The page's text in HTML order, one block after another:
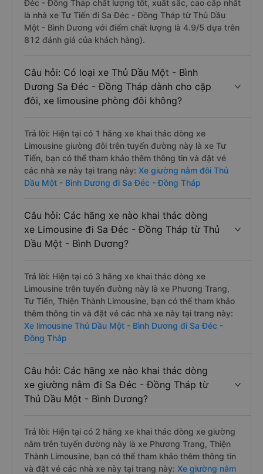
Đéc - Đồng Tháp chất lượng tốt, xuất sắc, cao cấp nhất
là nhà xe Tư Tiến đi Sa Đéc - Đồng Tháp từ Thủ Dầu
Một - Bình Dương với điểm chất lượng là 4.9/5 dựa trên
812 đánh giá của khách hàng).
Câu hỏi: Có loại xe Thủ Dầu Một - Bình
Dương Sa Đéc - Đồng Tháp dành cho cặp
đôi, xe limousine phòng đôi không?
Trả lời: Hiện tại có 1 hãng xe khai thác dòng xe
Limousine giường đôi trên tuyến đường này là xe Tư
Tiến, bạn có thể tham khảo thêm thông tin và đặt vé
các nhà xe này tại trang này: Xe giường nằm đôi Thủ
Dầu Một - Bình Dương đi Sa Đéc - Đồng Tháp
Câu hỏi: Các hãng xe nào khai thác dòng
xe Limousine đi Sa Đéc - Đồng Tháp từ Thủ
Dầu Một - Bình Dương?
Trả lời: Hiện tại có 3 hãng xe khai thác dòng xe
Limousine trên tuyến đường này là xe Phương Trang,
Tư Tiến, Thiện Thành Limousine, bạn có thể tham khảo
thêm thông tin và đặt vé các nhà xe này tại trang này:
Xe limousine Thủ Dầu Một - Bình Dương đi Sa Đéc -
Đồng Tháp
Câu hỏi: Các hãng xe nào khai thác dòng
xe giường nằm đi Sa Đéc - Đồng Tháp từ
Thủ Dầu Một - Bình Dương?
Trả lời: Hiện tại có 2 hãng xe khai thác dòng xe giường
nằm trên tuyến đường này là xe Phương Trang, Thiện
Thành Limousine, bạn có thể tham khảo thêm thông tin
và đặt vé các nhà xe này tại trang này: Xe giường nằm